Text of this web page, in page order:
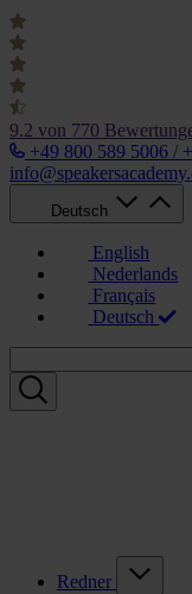
9.2 von 770
+49 800 589 5006 /
Deutsch
English
Nederlands
Français
Deutsch
Redner